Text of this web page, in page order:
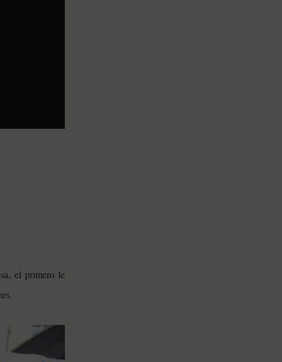
el primero le